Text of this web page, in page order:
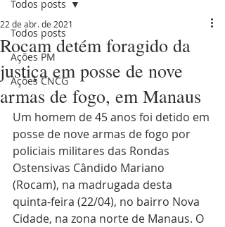
Todos posts
Ações PM
Ações CNCG
Todos posts
Rocam detém foragido da
justiça em posse de nove
armas de fogo, em Manaus
22 de abr. de 2021
Um homem de 45 anos foi detido em
posse de nove armas de fogo por
policiais militares das Rondas
Ostensivas Cândido Mariano
(Rocam), na madrugada desta
quinta-feira (22/04), no bairro Nova
Cidade, na zona norte de Manaus. O